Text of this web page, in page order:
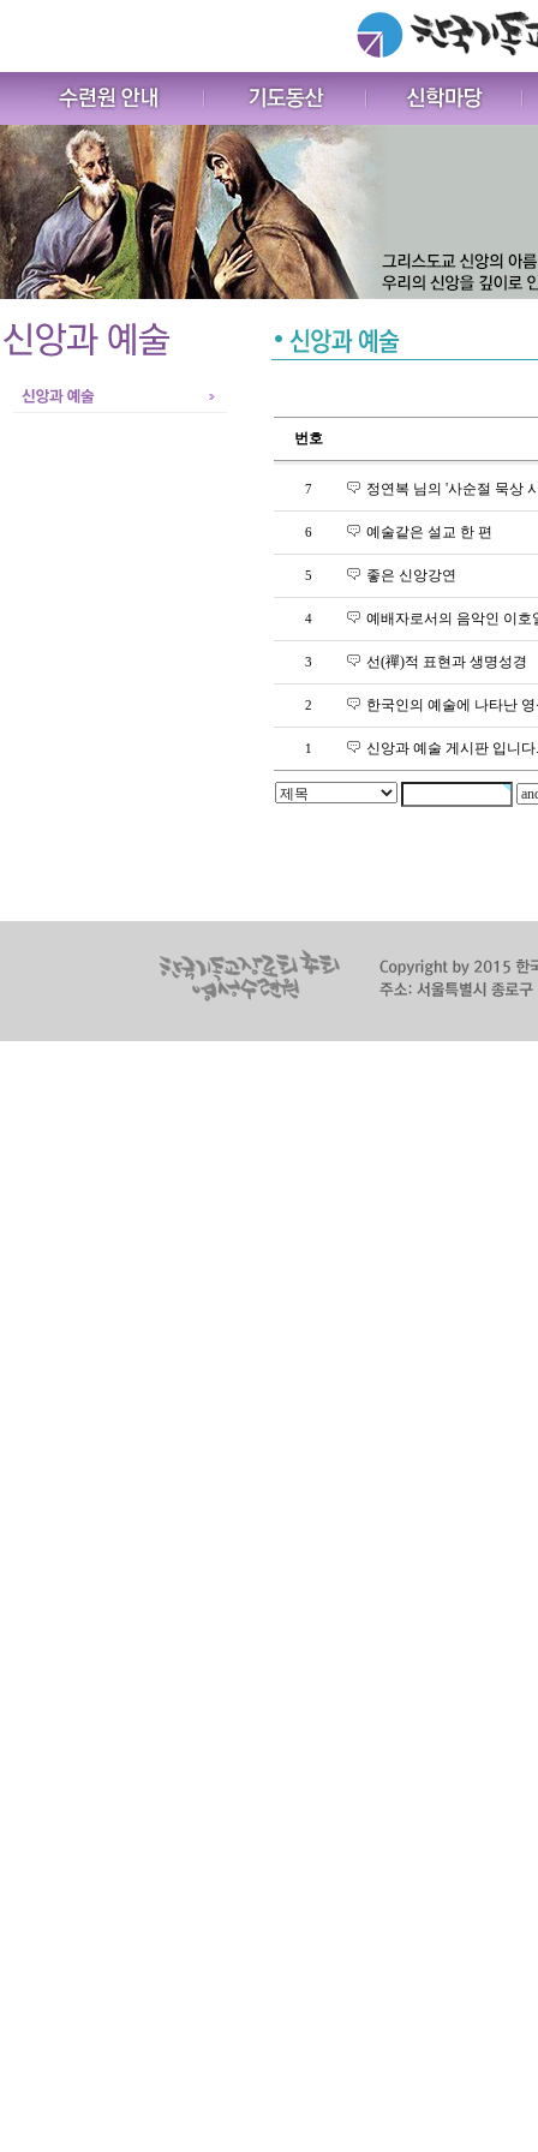
번호
7 정연복 님의 '사순절 묵상
6 예술같은 설교 한 편
5 좋은 신앙강연
4 예배자로서의 음악인 이
3 선(禪)적 표현과 생명성경
2 한국인의 예술에 나타난
1 신앙과 예술 게시판 입니